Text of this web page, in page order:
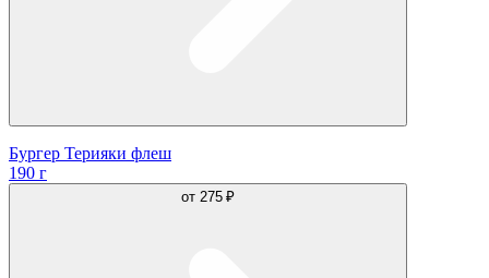
Бургер Терияки флеш
190 г
от 275 ₽